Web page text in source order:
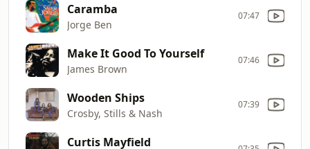
Caramba
Jorge Ben
07:47
Make It Good To Yourself
James Brown
07:46
Wooden Ships
Crosby, Stills & Nash
07:39
Curtis Mayfield